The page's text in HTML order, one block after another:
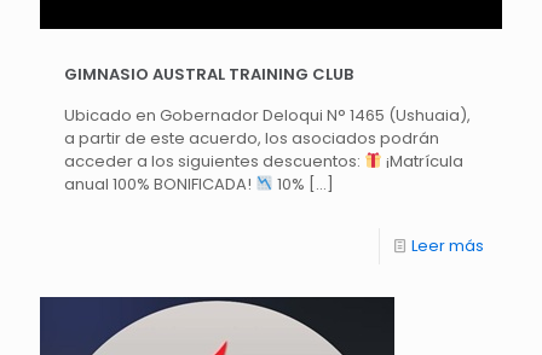
GIMNASIO AUSTRAL TRAINING CLUB
Ubicado en Gobernador Deloqui N° 1465 (Ushuaia),
a partir de este acuerdo, los asociados podrán
acceder a los siguientes descuentos:
¡Matrícula
anual 100% BONIFICADA!
10% […]
Leer más